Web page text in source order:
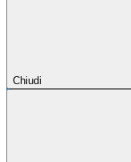
Chiudi